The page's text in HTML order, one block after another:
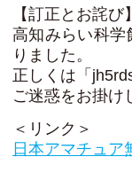
【訂正とお詫び】
高知みらい科
りました。
正しくは「
ご迷惑をお掛け
＜リンク＞
日本アマチュア